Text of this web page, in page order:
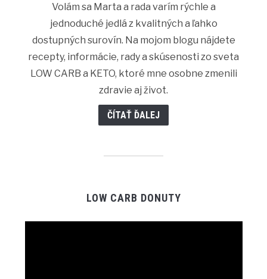
Volám sa Marta a rada varím rýchle a
jednoduché jedlá z kvalitných a ľahko
dostupných surovín. Na mojom blogu nájdete
recepty, informácie, rady a skúsenosti zo sveta
LOW CARB a KETO, ktoré mne osobne zmenili
zdravie aj život.
ČÍTAŤ ĎALEJ
LOW CARB DONUTY